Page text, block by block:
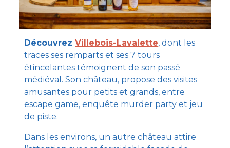
DécouvrezVillebois-Lavalette, dont les
traces ses remparts et ses 7 tours
étincelantes témoignent de son passé
médiéval. Son château, propose des visites
amusantes pour petits et grands, entre
escape game, enquête murder party et jeu
de piste.
Dans les environs, un autre château attire